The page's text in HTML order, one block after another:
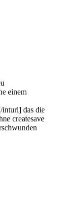
einem
inturl] das die
createsave